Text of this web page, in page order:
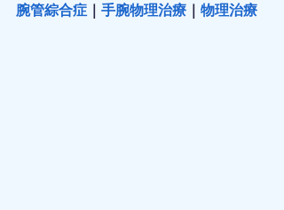
腕管綜合症 ｜ 手腕物理治療 ｜ 物理治療